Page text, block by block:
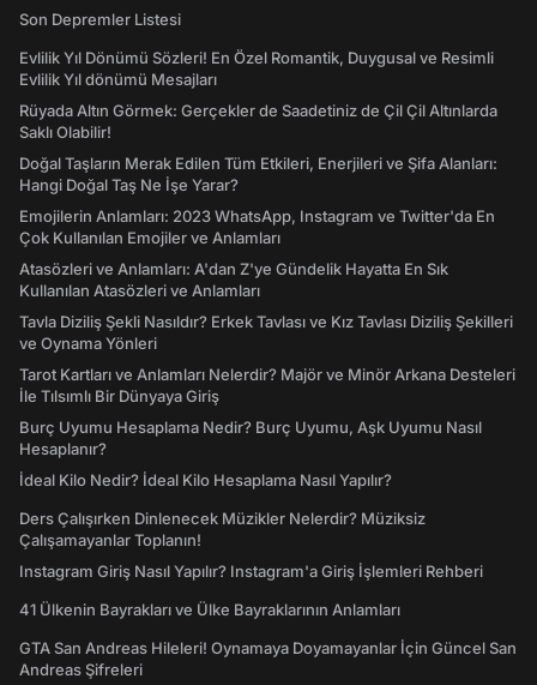
Son Depremler Listesi
Evlilik Yıl Dönümü Sözleri! En Özel Romantik, Duygusal ve Resimli
Evlilik Yıl dönümü Mesajları
Rüyada Altın Görmek: Gerçekler de Saadetiniz de Çil Çil Altınlarda
Saklı Olabilir!
Doğal Taşların Merak Edilen Tüm Etkileri, Enerjileri ve Şifa Alanları:
Hangi Doğal Taş Ne İşe Yarar?
Emojilerin Anlamları: 2023 WhatsApp, Instagram ve Twitter'da En
Çok Kullanılan Emojiler ve Anlamları
Atasözleri ve Anlamları: A'dan Z'ye Gündelik Hayatta En Sık
Kullanılan Atasözleri ve Anlamları
Tavla Diziliş Şekli Nasıldır? Erkek Tavlası ve Kız Tavlası Diziliş Şekilleri
ve Oynama Yönleri
Tarot Kartları ve Anlamları Nelerdir? Majör ve Minör Arkana Desteleri
İle Tılsımlı Bir Dünyaya Giriş
Burç Uyumu Hesaplama Nedir? Burç Uyumu, Aşk Uyumu Nasıl
Hesaplanır?
İdeal Kilo Nedir? İdeal Kilo Hesaplama Nasıl Yapılır?
Ders Çalışırken Dinlenecek Müzikler Nelerdir? Müziksiz
Çalışamayanlar Toplanın!
Instagram Giriş Nasıl Yapılır? Instagram'a Giriş İşlemleri Rehberi
41 Ülkenin Bayrakları ve Ülke Bayraklarının Anlamları
GTA San Andreas Hileleri! Oynamaya Doyamayanlar İçin Güncel San
Andreas Şifreleri